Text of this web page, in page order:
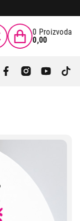
0 Proizvoda
0,00